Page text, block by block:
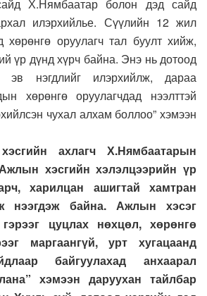
Х.Нямбаатар болон дэд сайд
илэрхийлье. Сүүлийн 12 жил
хөрөнгө оруулагч тал буулт хийж,
үр дүнд хүрч байна. Энэ нь дотоод
эв нэгдлийг илэрхийлж, дараа
хөрөнгө оруулагчдад нээлттэй
чухал алхам боллоо” хэмээн
ахлагч Х.Нямбаатарын
хэсгийн хэлэлцээрийн үр
харилцан ашигтай хамтран
нээгдэж байна. Ажлын хэсэг
цуцлах нөхцөл, хөрөнгө
маргаангүй, урт хугацаанд
байгуулахад анхаарал
хэмээн даруухан тайлбар